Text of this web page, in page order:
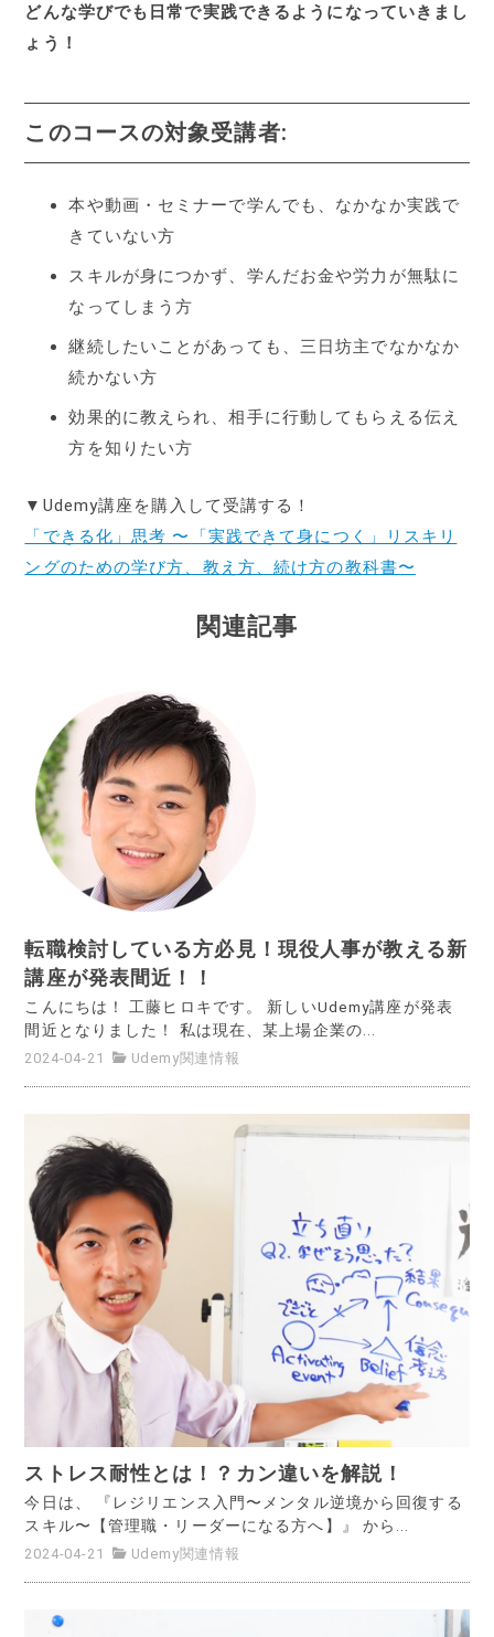
どんな学びでも日常で実践できるようになっていきまし
ょう！
このコースの対象受講者:
本や動画・セミナーで学んでも、なかなか実践で
きていない方
スキルが身につかず、学んだお金や労力が無駄に
なってしまう方
継続したいことがあっても、三日坊主でなかなか
続かない方
効果的に教えられ、相手に行動してもらえる伝え
方を知りたい方
▼Udemy講座を購入して受講する！
「できる化」思考 〜「実践できて身につく」リスキリ
ングのための学び方、教え方、続け方の教科書〜
関連記事
転職検討している方必見！現役人事が教える新
講座が発表間近！！
こんにちは！ 工藤ヒロキです。 新しいUdemy講座が発表
間近となりました！ 私は現在、某上場企業の...
2024-04-21 Udemy関連情報
ストレス耐性とは！？カン違いを解説！
今日は、 『レジリエンス入門〜メンタル逆境から回復する
スキル〜【管理職・リーダーになる方へ】』 から...
2024-04-21 Udemy関連情報